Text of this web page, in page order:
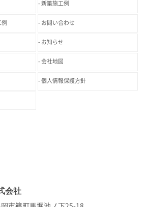
新築施工例
お問い合わせ
お知らせ
会社地図
個人情報保護方針
会社